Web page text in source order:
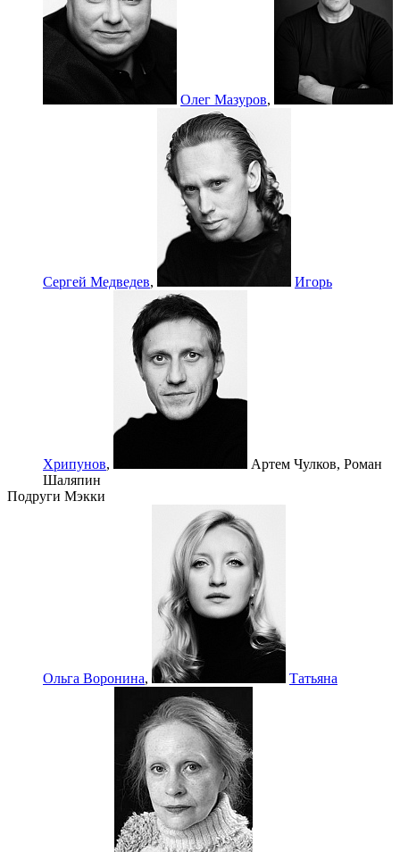
Олег Мазуров,
Сергей Медведев, Игорь
Хрипунов, Артем Чулков, Роман
Шаляпин
Подруги Мэкки
Ольга Воронина, Татьяна